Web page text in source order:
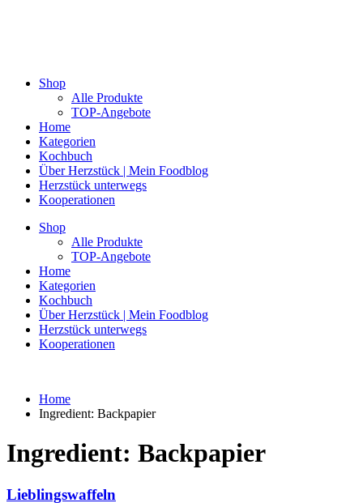
Shop
Alle Produkte
TOP-Angebote
Home
Kategorien
Kochbuch
Über Herzstück | Mein Foodblog
Herzstück unterwegs
Kooperationen
Shop
Alle Produkte
TOP-Angebote
Home
Kategorien
Kochbuch
Über Herzstück | Mein Foodblog
Herzstück unterwegs
Kooperationen
Home
Ingredient: Backpapier
Ingredient: Backpapier
Lieblingswaffeln